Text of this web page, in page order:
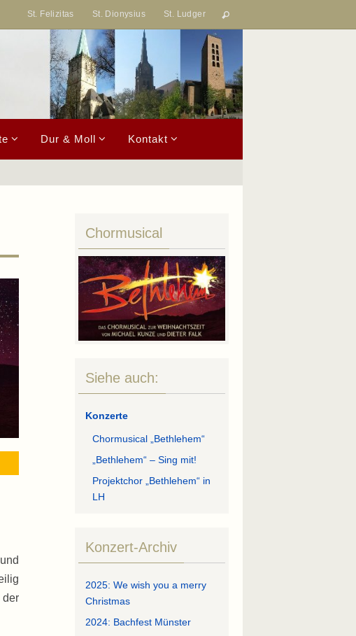
St. Felizitas St. Dionysius St. Ludger
Dur & Moll Kontakt
Chormusical
Siehe auch:
Konzerte
Chormusical „Bethlehem“
„Bethlehem“ – Sing mit!
Projektchor „Bethlehem“ in
LH
Konzert-Archiv
2025: We wish you a merry
Christmas
2024: Bachfest Münster